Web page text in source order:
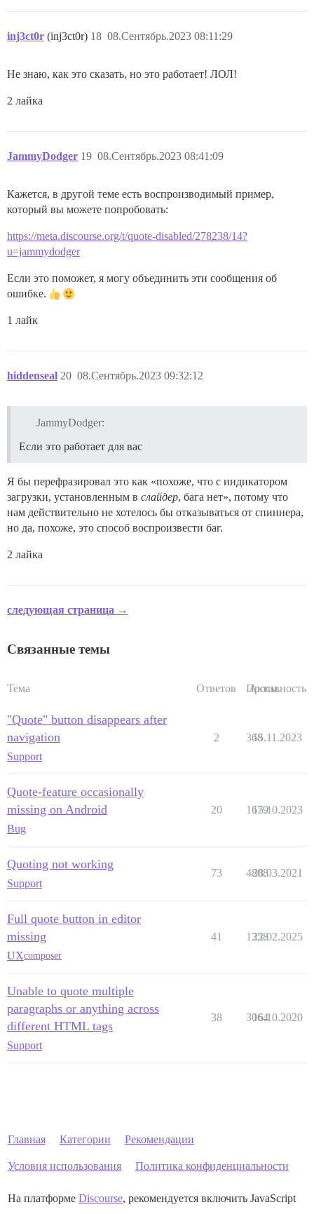
inj3ct0r (inj3ct0r) 08.Сентябрь.2023 08:11:29
18
Не знаю, как это сказать, но это работает! ЛОЛ!
2 лайка
JammyDodger 08.Сентябрь.2023 08:41:09
19
Кажется, в другой теме есть воспроизводимый пример,
который вы можете попробовать:
https://meta.discourse.org/t/quote-disabled/278238/14?
u=jammydodger
Если это поможет, я могу объединить эти сообщения об
ошибке.
1 лайк
hiddenseal 08.Сентябрь.2023 09:32:12
20
JammyDodger:
Если это работает для вас
Я бы перефразировал это как «похоже, что с индикатором
загрузки, установленным в слайдер, бага нет», потому что
нам действительно не хотелось бы отказываться от спиннера,
но да, похоже, это способ воспроизвести баг.
2 лайка
следующая страница →
Связанные темы
Тема Ответов Просм.
Активность
"Quote" button disappears after
navigation
Support
2 368
15.11.2023
Quote-feature occasionally
missing on Android
Bug
20 1679
15.10.2023
Quoting not working
Support
73 4808
28.03.2021
Full quote button in editor
missing
UXcomposer
41 1358
22.02.2025
Unable to quote multiple
paragraphs or anything across
different HTML tags
Support
38 3064
16.10.2020
Главная Категории Рекомендации
Условия использования Политика конфиденциальности
На платформе Discourse, рекомендуется включить JavaScript